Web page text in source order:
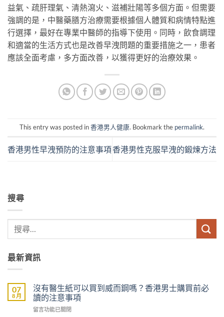
益氣、疏肝理氣、清熱瀉火、滋補壯陽等多個方面。但需要
強調的是，中醫藥膳方治療需要根據個人體質和病情特點進
行選擇，最好在專業中醫師的指導下使用。同時，飲食調理
和適當的生活方式也是改善早洩問題的重要措施之一，患者
應該全面考慮，多方面改善，以獲得更好的治療效果。
This entry was posted in香港男人健康. Bookmark the permalink.
香港男性早洩預防的注意事項香港男性克服早洩的鍛煉方法
搜尋
最新資訊
07
8 月
沒有醫生紙可以買到威而鋼嗎？香港男士購買前必
讀的注意事項
在
留言功能已關閉